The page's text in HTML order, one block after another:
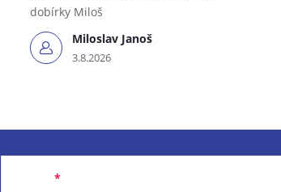
Miloslav Janoš
3.8.2026
dobírky Miloš